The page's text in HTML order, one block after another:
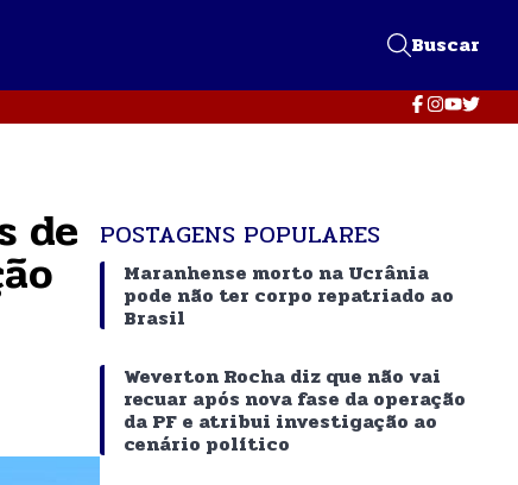
Buscar
de POSTAGENS POPULARES
Maranhense morto na Ucrânia
pode não ter corpo repatriado ao
Brasil
Weverton Rocha diz que não vai
recuar após nova fase da operação
da PF e atribui investigação ao
cenário político